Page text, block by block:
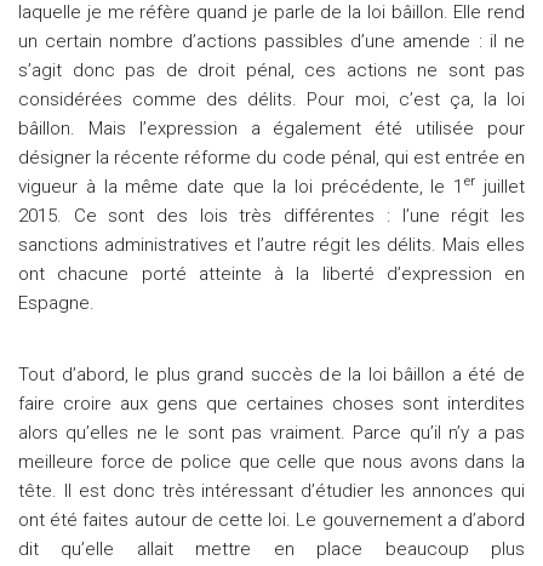
laquelle je me réfère quand je parle de la loi bâillon. Elle rend
un certain nombre d’actions passibles d’une amende : il ne
s’agit donc pas de droit pénal, ces actions ne sont pas
considérées comme des délits. Pour moi, c’est ça, la loi
bâillon. Mais l’expression a également été utilisée pour
désigner la récente réforme du code pénal, qui est entrée en
vigueur à la même date que la loi précédente, le 1 er
juillet
2015. Ce sont des lois très différentes : l’une régit les
sanctions administratives et l’autre régit les délits. Mais elles
ont chacune porté atteinte à la liberté d’expression en
Espagne.
Tout d’abord, le plus grand succès de la loi bâillon a été de
faire croire aux gens que certaines choses sont interdites
alors qu’elles ne le sont pas vraiment. Parce qu’il n’y a pas
meilleure force de police que celle que nous avons dans la
tête. Il est donc très intéressant d’étudier les annonces qui
ont été faites autour de cette loi. Le gouvernement a d’abord
dit qu’elle allait mettre en place beaucoup plus